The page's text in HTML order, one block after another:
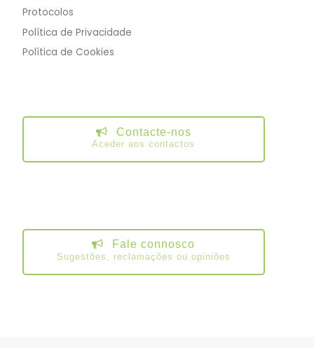
Protocolos
Política de Privacidade
Política de Cookies
Contacte-nos
Aceder aos contactos
Fale connosco
Sugestões, reclamações ou opiniões